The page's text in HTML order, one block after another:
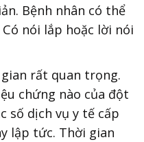
Bệnh nhân có thể
nói lắp hoặc lời nói
rất quan trọng.
chứng nào của đột
số dịch vụ y tế cấp
lập tức. Thời gian